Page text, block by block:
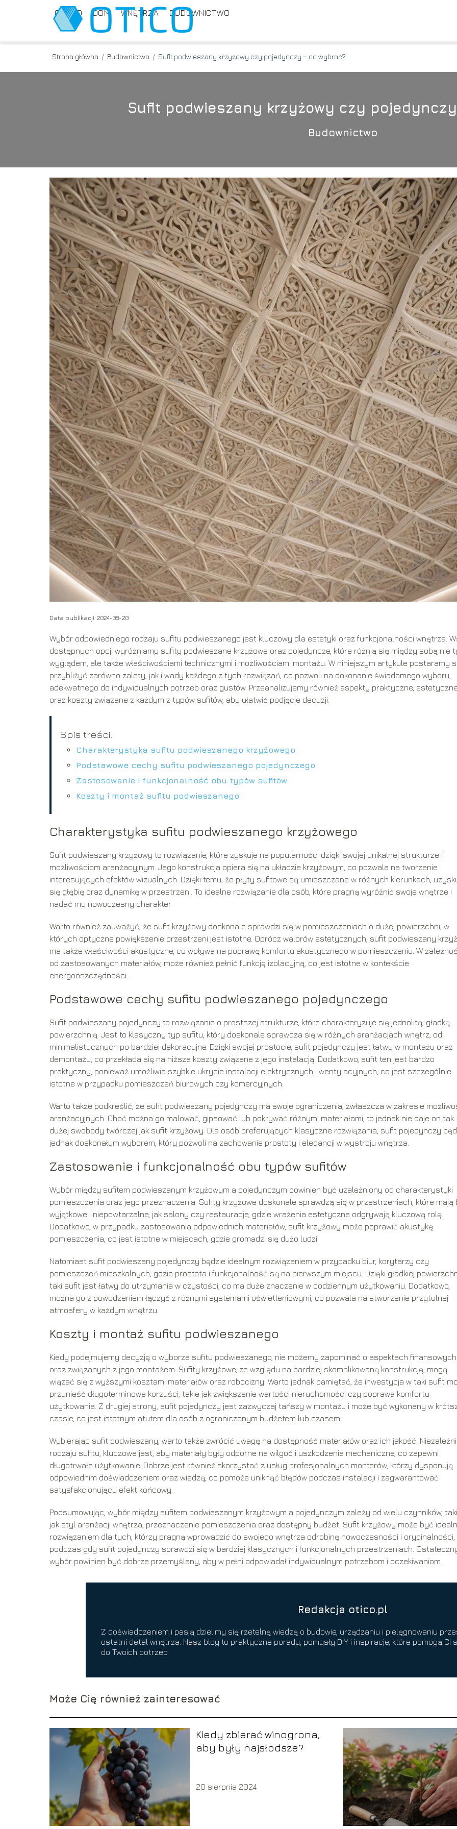
OGRÓD DOM WNĘTRZA BUDOWNICTWO
Strona główna / Budownictwo / Sufit podwieszany krzyżowy czy pojedynczy – co wybrać?
Sufit podwieszany krzyżowy czy
Budownictwo
Data publikacji: 2024-08-20
Wybór odpowiedniego rodzaju sufitu podwieszanego jest kluczowy dla estetyki oraz funkcjonalności wnętrza.
dostępnych opcji wyróżniamy sufity podwieszane krzyżowe oraz pojedyncze, które różnią się między sobą nie
wyglądem, ale także właściwościami technicznymi i możliwościami montażu. W niniejszym artykule postaramy
przybliżyć zarówno zalety, jak i wady każdego z tych rozwiązań, co pozwoli na dokonanie świadomego wyboru,
adekwatnego do indywidualnych potrzeb oraz gustów. Przeanalizujemy również aspekty praktyczne, estetyczne
oraz koszty związane z każdym z typów sufitów, aby ułatwić podjęcie decyzji.
Spis treści:
Charakterystyka sufitu podwieszanego krzyżowego
Podstawowe cechy sufitu podwieszanego pojedynczego
Zastosowanie i funkcjonalność obu typów sufitów
Koszty i montaż sufitu podwieszanego
Charakterystyka sufitu podwieszanego krzyżowego
Sufit podwieszany krzyżowy to rozwiązanie, które zyskuje na popularności dzięki swojej unikalnej strukturze i
możliwościom aranżacyjnym. Jego konstrukcja opiera się na układzie krzyżowym, co pozwala na tworzenie
interesujących efektów wizualnych. Dzięki temu, że płyty sufitowe są umieszczane w różnych kierunkach,
się głębię oraz dynamikę w przestrzeni. To idealne rozwiązanie dla osób, które pragną wyróżnić swoje wnętrze i
nadać mu nowoczesny charakter.
Warto również zauważyć, że sufit krzyżowy doskonale sprawdzi się w pomieszczeniach o dużej powierzchni, w
których optyczne powiększenie przestrzeni jest istotne. Oprócz walorów estetycznych, sufit podwieszany
ma także właściwości akustyczne, co wpływa na poprawę komfortu akustycznego w pomieszczeniu. W
od zastosowanych materiałów, może również pełnić funkcję izolacyjną, co jest istotne w kontekście
energooszczędności.
Podstawowe cechy sufitu podwieszanego pojedynczego
Sufit podwieszany pojedynczy to rozwiązanie o prostszej strukturze, które charakteryzuje się jednolitą, gładką
powierzchnią. Jest to klasyczny typ sufitu, który doskonale sprawdza się w różnych aranżacjach wnętrz, od
minimalistycznych po bardziej dekoracyjne. Dzięki swojej prostocie, sufit pojedynczy jest łatwy w montażu oraz
demontażu, co przekłada się na niższe koszty związane z jego instalacją. Dodatkowo, sufit ten jest bardzo
praktyczny, ponieważ umożliwia szybkie ukrycie instalacji elektrycznych i wentylacyjnych, co jest szczególnie
istotne w przypadku pomieszczeń biurowych czy komercyjnych.
Warto także podkreślić, że sufit podwieszany pojedynczy ma swoje ograniczenia, zwłaszcza w zakresie
aranżacyjnych. Choć można go malować, gipsować lub pokrywać różnymi materiałami, to jednak nie daje on tak
dużej swobody twórczej jak sufit krzyżowy. Dla osób preferujących klasyczne rozwiązania, sufit pojedynczy
jednak doskonałym wyborem, który pozwoli na zachowanie prostoty i elegancji w wystroju wnętrza.
Zastosowanie i funkcjonalność obu typów sufitów
Wybór między sufitem podwieszanym krzyżowym a pojedynczym powinien być uzależniony od charakterystyki
pomieszczenia oraz jego przeznaczenia. Sufity krzyżowe doskonale sprawdzą się w przestrzeniach, które mają
wyjątkowe i niepowtarzalne, jak salony czy restauracje, gdzie wrażenia estetyczne odgrywają kluczową rolę.
Dodatkowo, w przypadku zastosowania odpowiednich materiałów, sufit krzyżowy może poprawić akustykę
pomieszczenia, co jest istotne w miejscach, gdzie gromadzi się dużo ludzi.
Natomiast sufit podwieszany pojedynczy będzie idealnym rozwiązaniem w przypadku biur, korytarzy czy
pomieszczeń mieszkalnych, gdzie prostota i funkcjonalność są na pierwszym miejscu. Dzięki gładkiej
taki sufit jest łatwy do utrzymania w czystości, co ma duże znaczenie w codziennym użytkowaniu. Dodatkowo,
można go z powodzeniem łączyć z różnymi systemami oświetleniowymi, co pozwala na stworzenie przytulnej
atmosfery w każdym wnętrzu.
Koszty i montaż sufitu podwieszanego
Kiedy podejmujemy decyzję o wyborze sufitu podwieszanego, nie możemy zapominać o aspektach finansowych
oraz związanych z jego montażem. Sufity krzyżowe, ze względu na bardziej skomplikowaną konstrukcję, mogą
wiązać się z wyższymi kosztami materiałów oraz robocizny. Warto jednak pamiętać, że inwestycja w taki sufit
przynieść długoterminowe korzyści, takie jak zwiększenie wartości nieruchomości czy poprawa komfortu
użytkowania. Z drugiej strony, sufit pojedynczy jest zazwyczaj tańszy w montażu i może być wykonany w
czasie, co jest istotnym atutem dla osób z ograniczonym budżetem lub czasem.
Wybierając sufit podwieszany, warto także zwrócić uwagę na dostępność materiałów oraz ich jakość.
rodzaju sufitu, kluczowe jest, aby materiały były odporne na wilgoć i uszkodzenia mechaniczne, co zapewni
długotrwałe użytkowanie. Dobrze jest również skorzystać z usług profesjonalnych monterów, którzy dysponują
odpowiednim doświadczeniem oraz wiedzą, co pomoże uniknąć błędów podczas instalacji i zagwarantować
satysfakcjonujący efekt końcowy.
Podsumowując, wybór między sufitem podwieszanym krzyżowym a pojedynczym zależy od wielu czynników,
jak styl aranżacji wnętrza, przeznaczenie pomieszczenia oraz dostępny budżet. Sufit krzyżowy może być
rozwiązaniem dla tych, którzy pragną wprowadzić do swojego wnętrza odrobinę nowoczesności i oryginalności,
podczas gdy sufit pojedynczy sprawdzi się w bardziej klasycznych i funkcjonalnych przestrzeniach.
wybór powinien być dobrze przemyślany, aby w pełni odpowiadał indywidualnym potrzebom i oczekiwaniom.
Redakcja otico.pl
Z doświadczeniem i pasją dzielimy się rzetelną wiedzą o budowie, urządzaniu i pielęgnowaniu
ostatni detal wnętrza. Nasz blog to praktyczne porady, pomysły DIY i inspiracje, które pomogą
do Twoich potrzeb.
Może Cię również zainteresować
Kiedy zbierać winogrona,
aby były najsłodsze?
20 sierpnia 2024